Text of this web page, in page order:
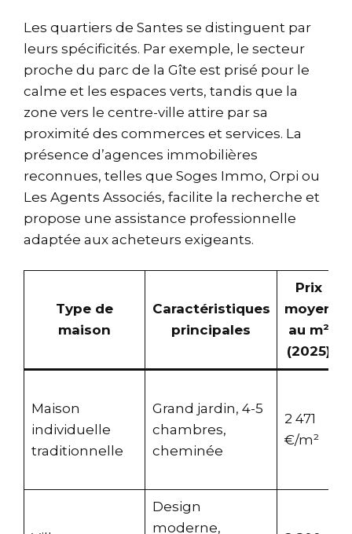
Les quartiers de Santes se distinguent par
leurs spécificités. Par exemple, le secteur
proche du parc de la Gîte est prisé pour le
calme et les espaces verts, tandis que la
zone vers le centre-ville attire par sa
proximité des commerces et services. La
présence d’agences immobilières
reconnues, telles que Soges Immo, Orpi ou
Les Agents Associés, facilite la recherche et
propose une assistance professionnelle
adaptée aux acheteurs exigeants.
Type de
maison
Caractéristiques
principales
Prix
moyen
au m²
(2025)
Maison
individuelle
traditionnelle
Grand jardin, 4-5
chambres,
cheminée
2 471
€/m²
Design
moderne,